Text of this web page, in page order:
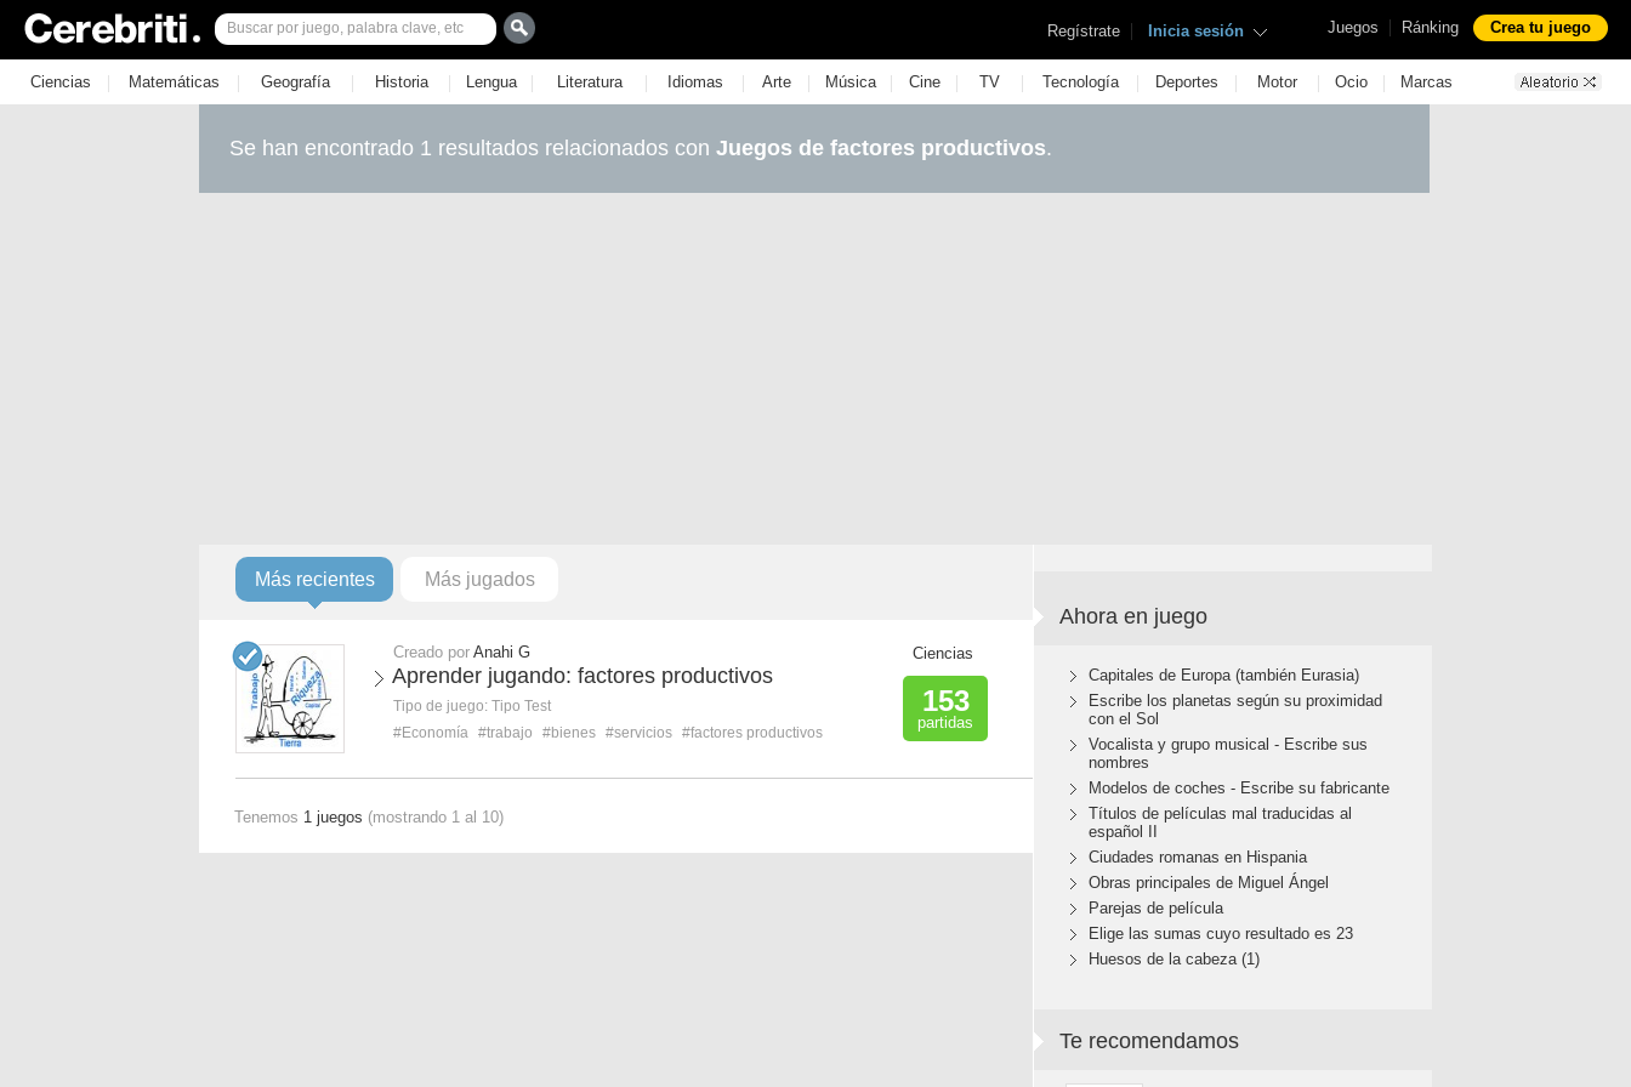
Juegos | Ránking Crea tu juego
Regístrate | Inicia sesión
Ciencias | Matemáticas | Geografía | Historia | Lengua | Literatura | Idiomas | Arte | Música | Cine | TV | Tecnología | Deportes | Motor | Ocio | Marcas
Se han encontrado 1 resultados relacionados con Juegos de factores productivos.
Más recientes Más jugados
Creado por Anahi G
Aprender jugando: factores productivos
Tipo de juego: Tipo Test
#Economía #trabajo #bienes #servicios #factores productivos
Ciencias
153
partidas
Tenemos 1 juegos (mostrando 1 al 10)
Ahora en juego
Capitales de Europa (también Eurasia)
Escribe los planetas según su proximidad
con el Sol
Vocalista y grupo musical - Escribe sus
nombres
Modelos de coches - Escribe su fabricante
Títulos de películas mal traducidas al
español II
Ciudades romanas en Hispania
Obras principales de Miguel Ángel
Parejas de película
Elige las sumas cuyo resultado es 23
Huesos de la cabeza (1)
Te recomendamos